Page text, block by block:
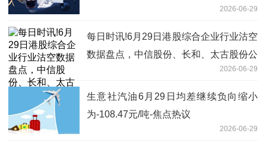
2026-06-29
每日时讯!6月29日港股综合企业行业沽空
数据盘点，中信股份、长和、太古股份公
2026-06-29
生意社汽油6月29日均差继续负向缩小
为-108.47元/吨-焦点热议
2026-06-29